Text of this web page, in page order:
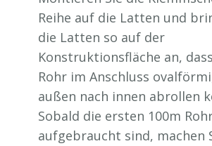
Reihe auf die Latten und
die Latten so auf der
Konstruktionsfläche an,
Rohr im Anschluss
außen nach innen abrollen
Sobald die ersten 100m
aufgebraucht sind, machen